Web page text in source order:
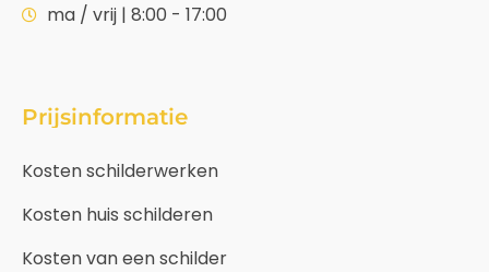
ma / vrij | 8:00 - 17:00
Prijsinformatie
Kosten schilderwerken
Kosten huis schilderen
Kosten van een schilder